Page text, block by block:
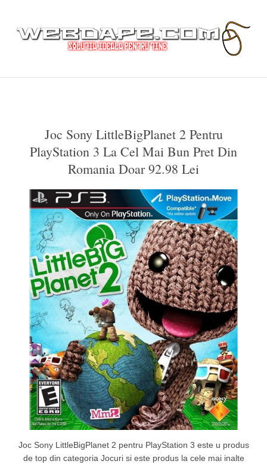
Joc Sony LittleBigPlanet 2 Pentru
PlayStation 3 La Cel Mai Bun Pret Din
Romania Doar 92.98 Lei
Joc Sony LittleBigPlanet 2 pentru PlayStation 3 este u produs
de top din categoria Jocuri si este produs la cele mai inalte